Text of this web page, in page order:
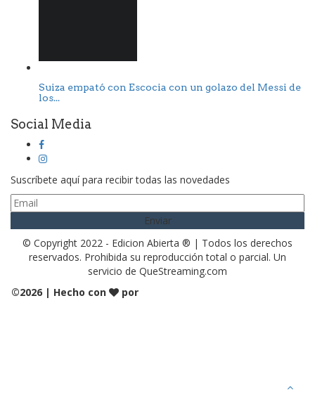
Suiza empató con Escocia con un golazo del Messi de
los...
Social Media
Suscríbete aquí para recibir todas las novedades
© Copyright 2022 - Edicion Abierta ® | Todos los derechos
reservados. Prohibida su reproducción total o parcial. Un
servicio de QueStreaming.com
©2026 | Hecho con por